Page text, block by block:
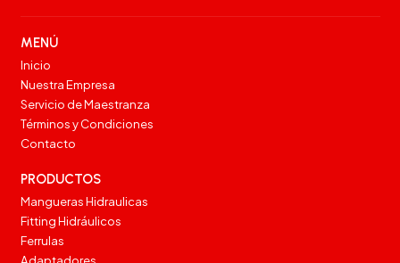
MENÚ
Inicio
Nuestra Empresa
Servicio de Maestranza
Términos y Condiciones
Contacto
PRODUCTOS
Mangueras Hidraulicas
Fitting Hidráulicos
Ferrulas
Adaptadores